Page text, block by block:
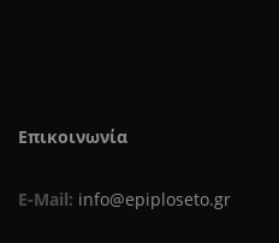
Επικοινωνία
E-Mail: info@epiploseto.gr